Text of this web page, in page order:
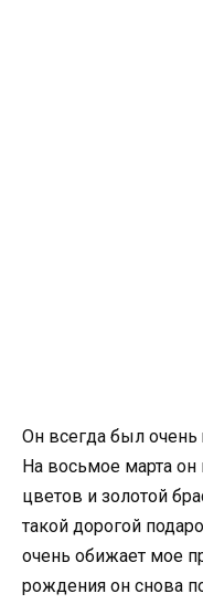
Он всегда был
На восьмое марта
цветов и золотой
такой дорогой
очень обижает мое
рождения он снова